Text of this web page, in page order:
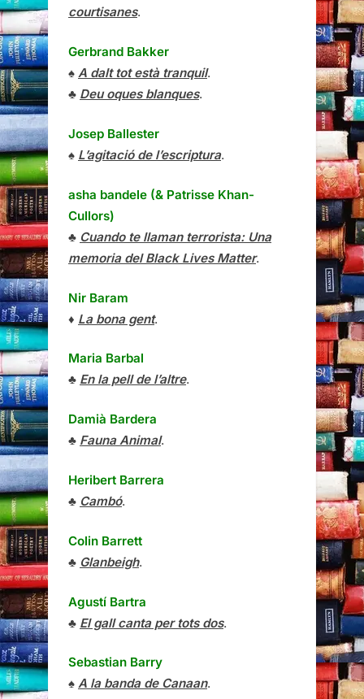
courtisanes.
Gerbrand Bakker
♠ A dalt tot està tranquil.
♣ Deu oques blanques.
Josep Ballester
♠ L’agitació de l’escriptura.
asha bandele (& Patrisse Khan-
Cullors)
♣ Cuando te llaman terrorista: Una
memoria del Black Lives Matter.
Nir Baram
♦ La bona gent.
Maria Barbal
♣ En la pell de l’altre.
Damià Bardera
♣ Fauna Animal.
Heribert Barrera
♣ Cambó.
Colin Barrett
♣ Glanbeigh.
Agustí Bartra
♣ El gall canta per tots dos.
Sebastian Barry
♠ A la banda de Canaan.